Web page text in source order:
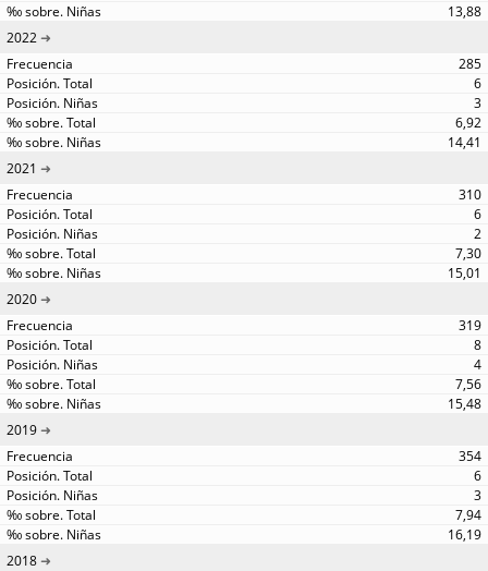
13,88
2022
285
6
3
6,92
14,41
2021
310
6
2
7,30
15,01
2020
319
8
4
7,56
15,48
2019
354
6
3
7,94
16,19
2018